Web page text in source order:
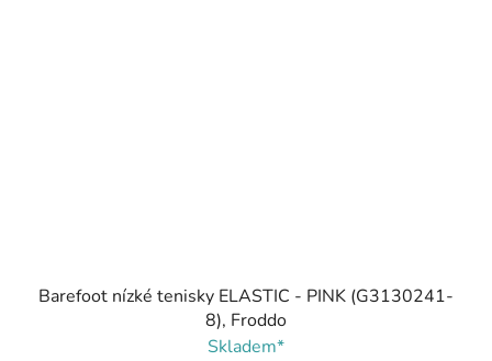
Barefoot nízké tenisky ELASTIC - PINK (G3130241-
8), Froddo
Skladem*